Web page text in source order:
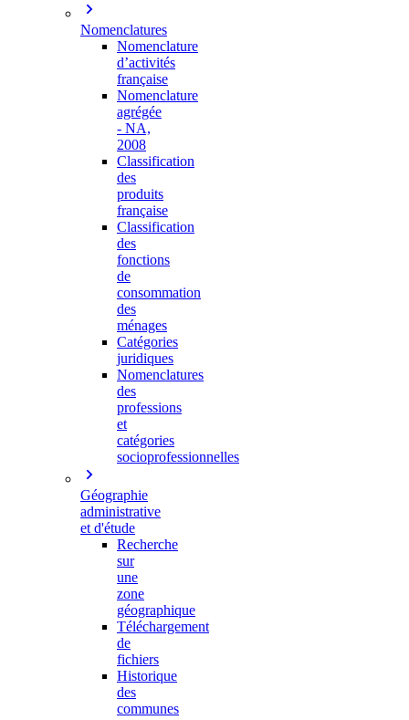
Nomenclatures
Nomenclature
d’activités
française
Nomenclature
agrégée
- NA,
2008
Classification
des
produits
française
Classification
des
fonctions
de
consommation
des
ménages
Catégories
juridiques
Nomenclatures
des
professions
et
catégories
socioprofessionnelles
Géographie
administrative
et d'étude
Recherche
sur
une
zone
géographique
Téléchargement
de
fichiers
Historique
des
communes